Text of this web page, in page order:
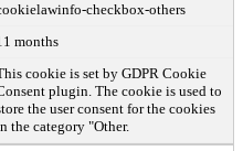
checkbox-others
months
cookie is set by GDPR Cookie
plugin. The cookie is used to
the user consent for the cookies
the category "Other.